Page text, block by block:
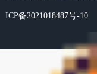
ICP备2021018487号-10